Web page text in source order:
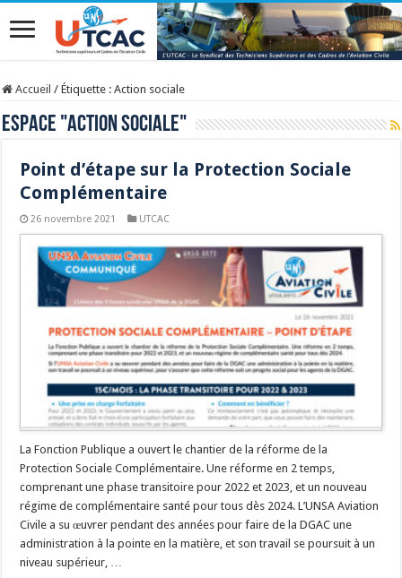
Accueil / Étiquette :Action sociale
Espace "Action sociale"
Point d’étape sur la Protection Sociale
Complémentaire
26 novembre 2021 UTCAC
La Fonction Publique a ouvert le chantier de la réforme de la
Protection Sociale Complémentaire. Une réforme en 2 temps,
comprenant une phase transitoire pour 2022 et 2023, et un nouveau
régime de complémentaire santé pour tous dès 2024. L’UNSA Aviation
Civile a su œuvrer pendant des années pour faire de la DGAC une
administration à la pointe en la matière, et son travail se poursuit à un
niveau supérieur, …